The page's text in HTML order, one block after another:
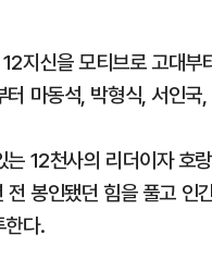
지신을 모티브로 고대
마동석, 박형식, 서인
12천사의 리더이자 호
전 봉인됐던 힘을 풀고
한다.